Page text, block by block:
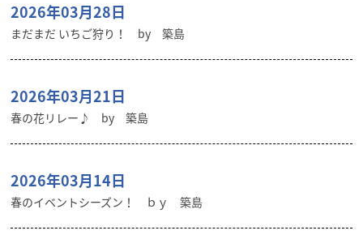
2026年03月28日
まだまだ いちご狩り！ by 築島
2026年03月21日
春の花リレー♪ by 築島
2026年03月14日
春のイベントシーズン！ ｂｙ 築島